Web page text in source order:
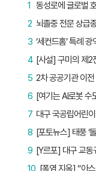
1
2
‘세컨드홈’ 특례
3
[사설] 구미의 제2
4
5
6
대구 국공립어린
7
[포토뉴스] 태풍 ‘
8
9
10